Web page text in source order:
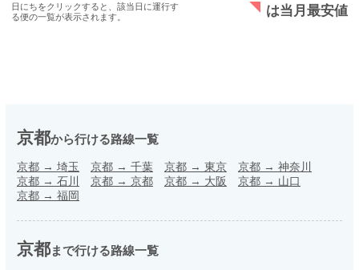
日にちをクリックすると、該当日に運行す
る便の一覧が表示されます。
は当月最安値
京都から行ける路線一覧
京都 → 埼玉 京都 → 千葉 京都 → 東京 京都 → 神奈川
京都 → 石川 京都 → 京都 京都 → 大阪 京都 → 山口
京都 → 福岡
京都まで行ける路線一覧